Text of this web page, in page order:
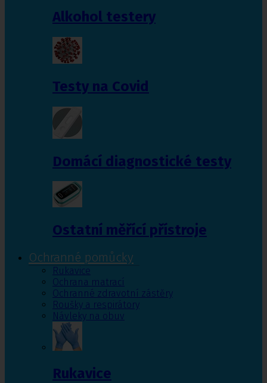
Alkohol testery
Testy na Covid
Domácí diagnostické testy
Ostatní měřící přístroje
Ochranné pomůcky
Rukavice
Ochrana matrací
Ochranné zdravotní zástěry
Roušky a respirátory
Návleky na obuv
Rukavice